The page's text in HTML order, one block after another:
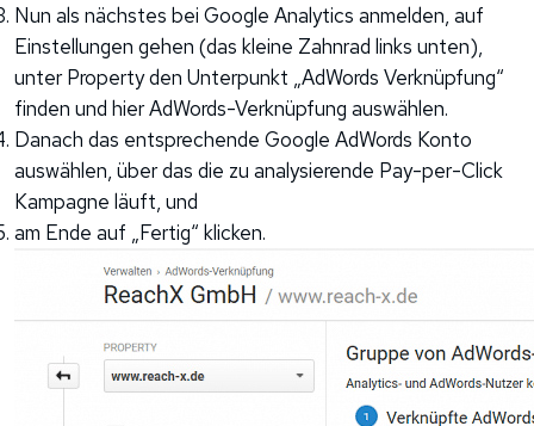
Nun als nächstes bei Google Analytics anmelden, auf
Einstellungen gehen (das kleine Zahnrad links unten),
unter Property den Unterpunkt „AdWords Verknüpfung“
finden und hier AdWords-Verknüpfung auswählen.
Danach das entsprechende Google AdWords Konto
auswählen, über das die zu analysierende Pay-per-Click
Kampagne läuft, und
am Ende auf „Fertig“ klicken.